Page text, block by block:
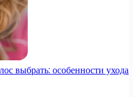
выбрать: особенности ухода